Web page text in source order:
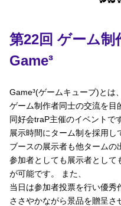
第22回 ゲーム制
Game³
Game³(ゲームキューブ)とは、
ゲーム制作者同士の交流を目
同好会traP主催のイベントで
展示時間にターム制を採用し
ブースの展示者も他タームの
参加者としても展示者として
が可能です。 また、
当日は参加者投票を行い優秀
ささやかながら景品を贈呈さ